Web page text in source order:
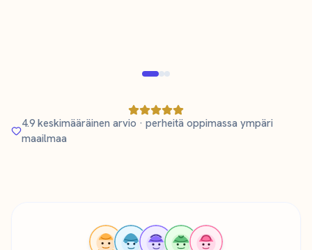
4.9 keskimääräinen arvio · perheitä oppimassa ympäri
maailmaa